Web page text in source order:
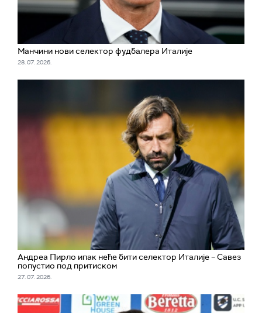
Манчини нови селектор фудбалера Италије
28. 07. 2026.
Андреа Пирло ипак неће бити селектор Италије – Савез
попустио под притиском
27. 07. 2026.